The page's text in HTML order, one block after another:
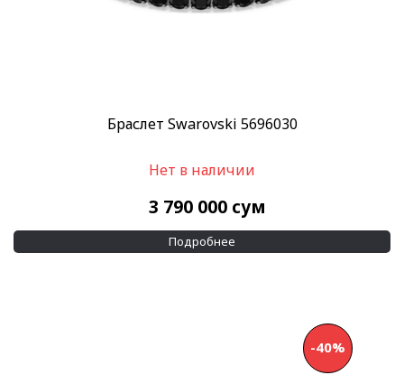
Браслет Swarovski 5696030
Нет в наличии
3 790 000 сум
Подробнее
-40%